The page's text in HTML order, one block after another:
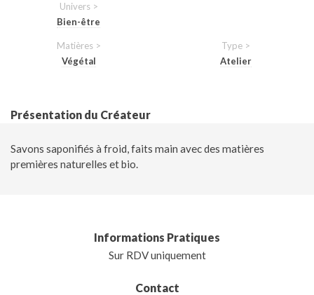
Informations Pratiques
Sur RDV uniquement
Contact
Univers >
Bien-être
Matières >
Végétal
Type >
Atelier
Présentation du Créateur
Savons saponifiés à froid, faits main avec des matières
premières naturelles et bio.